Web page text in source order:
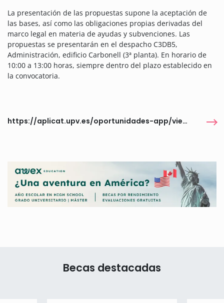
La presentación de las propuestas supone la aceptación de
las bases, así como las obligaciones propias derivadas del
marco legal en materia de ayudas y subvenciones. Las
propuestas se presentarán en el despacho C3DB5,
Administración, edificio Carbonell (3ª planta). En horario de
10:00 a 13:00 horas, siempre dentro del plazo establecido en
la convocatoria.
https://aplicat.upv.es/oportunidades-app/views/publica/detalle_oportunidad.faces
Becas destacadas